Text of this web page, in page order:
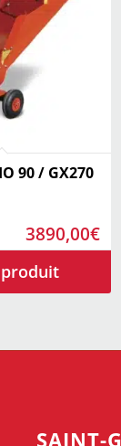
90 / GX270
3890,00€
SAINT-